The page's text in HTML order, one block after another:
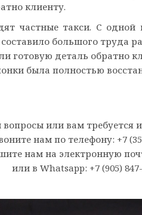
клиенту.
частные такси. С
большого труда
готовую деталь обратно
была полностью
вопросы или вам требуется
нам по телефону: +7
нам на электронную
или в Whatsapp: +7 (905)